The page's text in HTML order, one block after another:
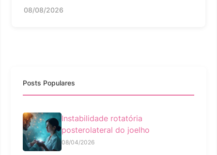
08/08/2026
Posts Populares
Instabilidade rotatória
posterolateral do joelho
08/04/2026